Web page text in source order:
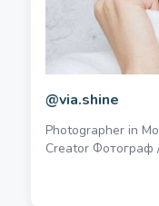
@via.shine
Photographer in
Creator Фотограф